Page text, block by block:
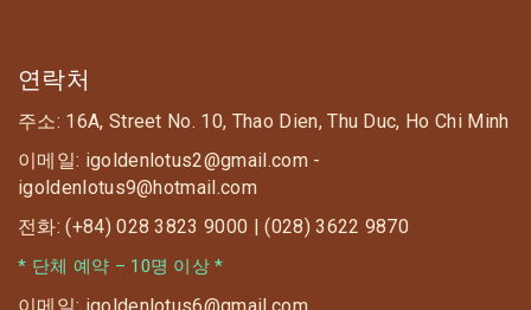
연락처
주소: 16A, Street No. 10, Thao Dien, Thu Duc, Ho Chi Minh
이메일: igoldenlotus2@gmail.com -
igoldenlotus9@hotmail.com
전화: (+84) 028 3823 9000 | (028) 3622 9870
* 단체 예약 – 10명 이상 *